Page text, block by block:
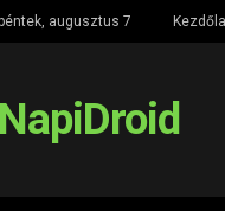
augusztus 7
NapiDroid